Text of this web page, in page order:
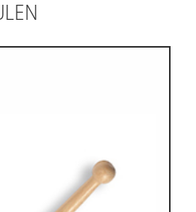
Basketball Systeme
Hockey, Base-, Tchouk-,
Kampfsport